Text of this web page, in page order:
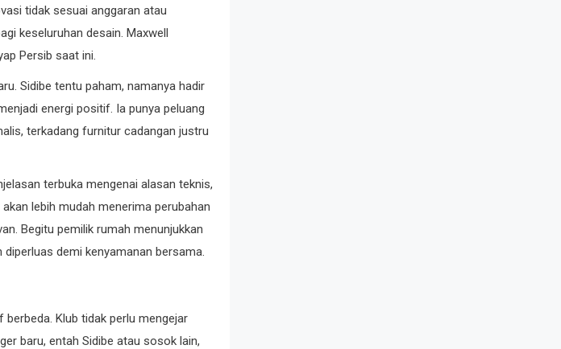
tidak sesuai anggaran atau
keseluruhan desain. Maxwell
Persib saat ini.
Sidibe tentu paham, namanya hadir
energi positif. Ia punya peluang
terkadang furnitur cadangan justru
terbuka mengenai alasan teknis,
lebih mudah menerima perubahan
Begitu pemilik rumah menunjukkan
demi kenyamanan bersama.
Klub tidak perlu mengejar
baru, entah Sidibe atau sosok lain,